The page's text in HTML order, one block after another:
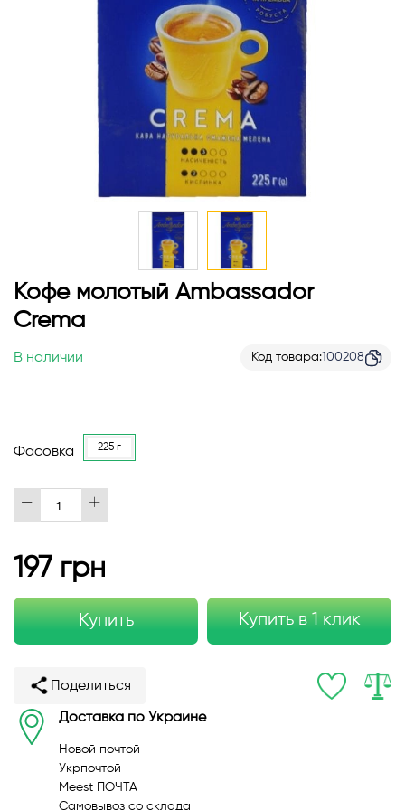
Перейти
к
началу
изображений
Кофе молотый Ambassador
Crema
В наличии Код товара 100208
Фасовка 225 г
197 грн
Купить Купить в 1 клик
Поделиться
Доставка по Украине
Новой почтой
Укрпочтой
Meest ПОЧТА
Самовывоз со склада